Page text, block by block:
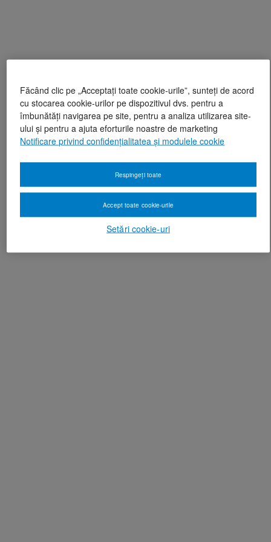
Făcând clic pe „Acceptați toate cookie-urile”, sunteți de acord
cu stocarea cookie-urilor pe dispozitivul dvs. pentru a
îmbunătăți navigarea pe site, pentru a analiza utilizarea site-
ului și pentru a ajuta eforturile noastre de marketing
Notificare privind confidențialitatea și modulele cookie
Setări cookie-uri
Respingeți toate
Accept toate cookie-urile